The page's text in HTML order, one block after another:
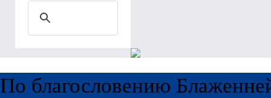
По благословению